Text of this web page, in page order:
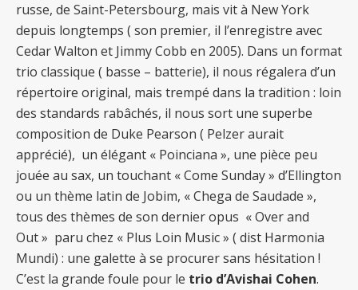
russe, de Saint-Petersbourg, mais vit à New York
depuis longtemps ( son premier, il l’enregistre avec
Cedar Walton et Jimmy Cobb en 2005). Dans un format
trio classique ( basse – batterie), il nous régalera d’un
répertoire original, mais trempé dans la tradition : loin
des standards rabâchés, il nous sort une superbe
composition de Duke Pearson ( Pelzer aurait
apprécié), un élégant « Poinciana », une pièce peu
jouée au sax, un touchant « Come Sunday » d’Ellington
ou un thème latin de Jobim, « Chega de Saudade »,
tous des thèmes de son dernier opus « Over and
Out » paru chez « Plus Loin Music » ( dist Harmonia
Mundi) : une galette à se procurer sans hésitation !
C’est la grande foule pour le trio d’Avishai Cohen.